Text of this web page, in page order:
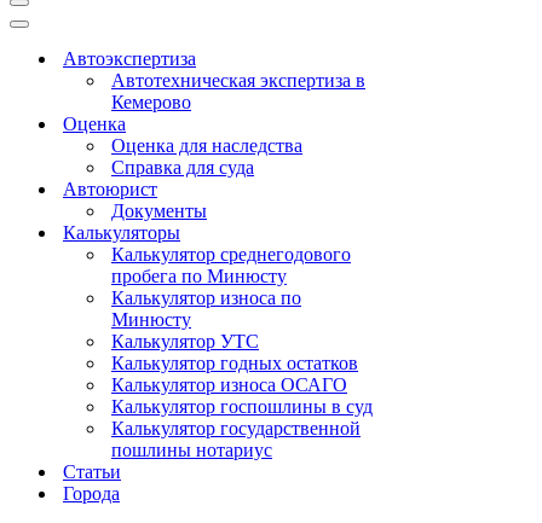
Меню
навигации
Меню
навигацииАвтоэкспертиза
Автотехническая экспертиза в
Кемерово
Оценка
Оценка для наследства
Справка для суда
Автоюрист
Документы
Калькуляторы
Калькулятор среднегодового
пробега по Минюсту
Калькулятор износа по
Минюсту
Калькулятор УТС
Калькулятор годных остатков
Калькулятор износа ОСАГО
Калькулятор госпошлины в суд
Калькулятор государственной
пошлины нотариус
Статьи
Города